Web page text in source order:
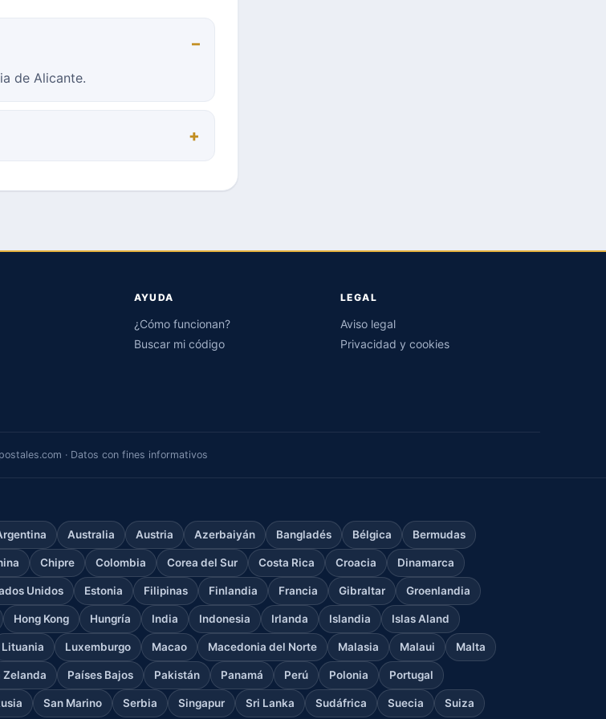
de Alicante.
AYUDA
¿Cómo funcionan?
Buscar mi código
LEGAL
Aviso legal
Privacidad y cookies
· Datos con fines informativos
Australia Austria Azerbaiyán Bangladés Bélgica Bermudas
Chipre Colombia Corea del Sur Costa Rica Croacia Dinamarca
Unidos Estonia Filipinas Finlandia Francia Gibraltar Groenlandia
Hong Kong Hungría India Indonesia Irlanda Islandia Islas Aland
Lituania Luxemburgo Macao Macedonia del Norte Malasia Malaui Malta
Zelanda Países Bajos Pakistán Panamá Perú Polonia Portugal
San Marino Serbia Singapur Sri Lanka Sudáfrica Suecia Suiza